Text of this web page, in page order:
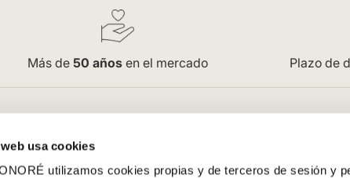
usa cookies
utilizamos cookies propias y de terceros de sesión y
Más de 50 añosen el mercado Plazo de
Legal
Saint Honoré